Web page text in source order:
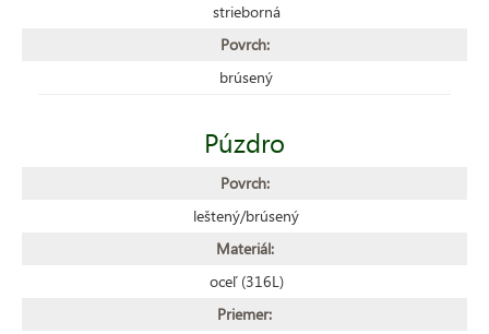
strieborná
Povrch:
brúsený
Púzdro
Povrch:
leštený/brúsený
Materiál:
oceľ (316L)
Priemer: